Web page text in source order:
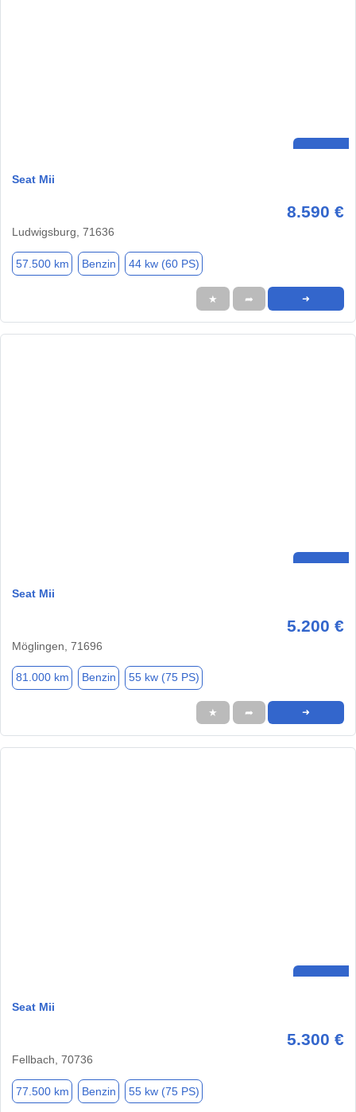
Seat Mii
8.590 €
Ludwigsburg, 71636
57.500 km Benzin 44 kw (60 PS)
★ ➦ ➜
Seat Mii
5.200 €
Möglingen, 71696
81.000 km Benzin 55 kw (75 PS)
★ ➦ ➜
Seat Mii
5.300 €
Fellbach, 70736
77.500 km Benzin 55 kw (75 PS)